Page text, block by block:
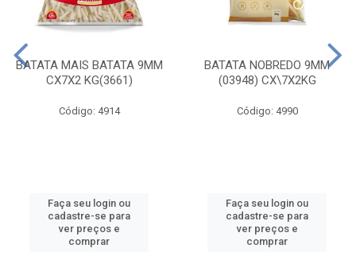
BATATA MAIS BATATA 9MM
CX7X2 KG(3661)
Código: 4914
Faça seu login ou
cadastre-se para
ver preços e
comprar
BATATA NOBREDO 9MM
(03948) CX\7X2KG
Código: 4990
Faça seu login ou
cadastre-se para
ver preços e
comprar